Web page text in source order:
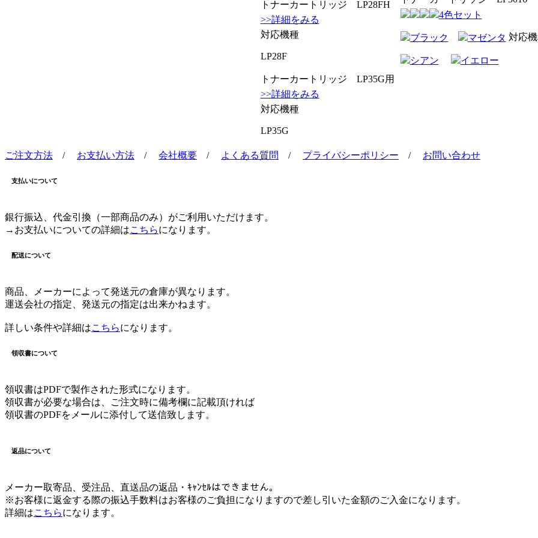
トナーカートリッジ LP28FH
>>詳細をみる
対応機種
LP28F
4色セット
ブラック マゼンタ
シアン イエロー
対応
トナーカートリッジ LP35G用
>>詳細をみる
対応機種
LP35G
ご注文方法 / お支払い方法 / 会社概要 / よくある質問 / プライバシーポリシー / お問い合わせ
支払いについて
銀行振込、代金引換（一部商品のみ）がご利用いただけます。
→お支払いについての詳細はこちらになります。
配送について
商品、メーカーによって発送元の倉庫が異なります。
運送会社の指定、発送元の指定は出来かねます。
詳しい条件や詳細はこちらになります。
領収書について
領収書はPDFで製作された形式になります。
領収書が必要な場合は、ご注文時に備考欄に記載頂ければ
領収書のPDFをメールに添付して送信致します。
返品について
メーカー取寄品、受注品、直送品の返品・ｷｬﾝｾﾙはできません。
※お客様に返金する際の振込手数料はお客様のご負担になりますので差し引いた金額のご入金になります。
詳細はこちらになります。